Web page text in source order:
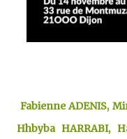
Fabienne ADENIS,
Hhbyba HARRABI,